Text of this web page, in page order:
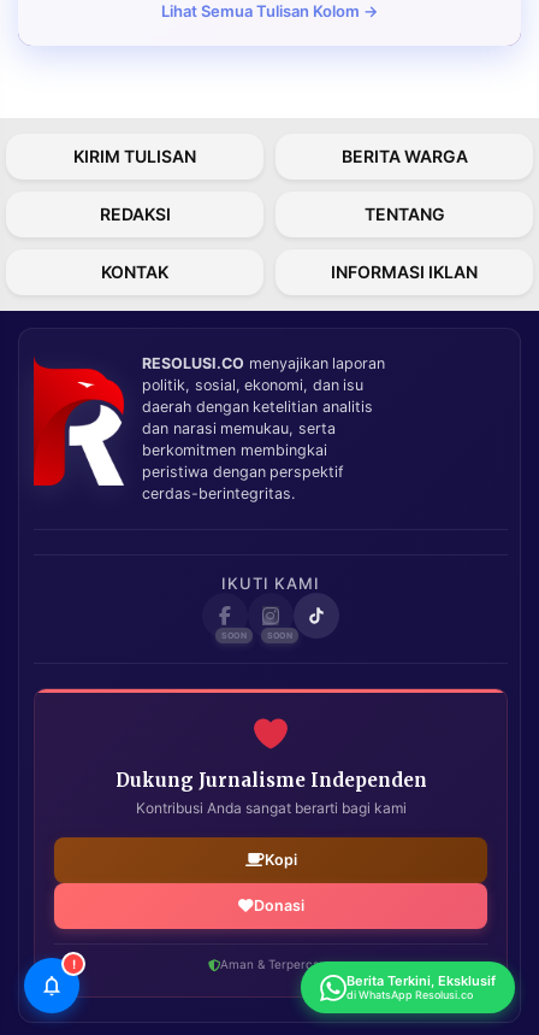
Lihat Semua Tulisan Kolom →
KIRIM TULISAN BERITA WARGA
REDAKSI TENTANG
KONTAK INFORMASI IKLAN
RESOLUSI.CO menyajikan laporan
politik, sosial, ekonomi, dan isu
daerah dengan ketelitian analitis
dan narasi memukau, serta
berkomitmen membingkai
peristiwa dengan perspektif
cerdas-berintegritas.
IKUTI KAMI
Dukung Jurnalisme Independen
Kontribusi Anda sangat berarti bagi kami
Kopi
Donasi
Aman & Terpercaya
!
Berita Terkini, Eksklusif
di WhatsApp Resolusi.co